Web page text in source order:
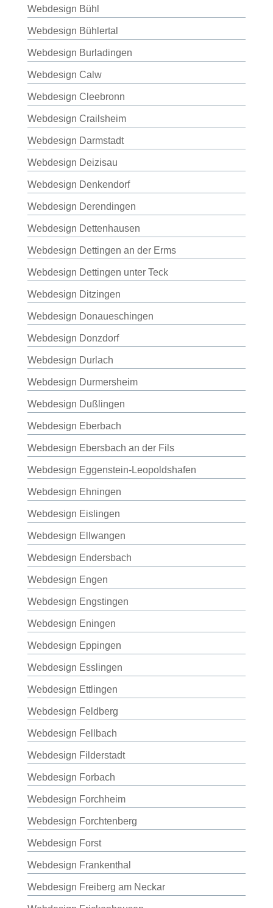
Webdesign Bühl
Webdesign Bühlertal
Webdesign Burladingen
Webdesign Calw
Webdesign Cleebronn
Webdesign Crailsheim
Webdesign Darmstadt
Webdesign Deizisau
Webdesign Denkendorf
Webdesign Derendingen
Webdesign Dettenhausen
Webdesign Dettingen an der Erms
Webdesign Dettingen unter Teck
Webdesign Ditzingen
Webdesign Donaueschingen
Webdesign Donzdorf
Webdesign Durlach
Webdesign Durmersheim
Webdesign Dußlingen
Webdesign Eberbach
Webdesign Ebersbach an der Fils
Webdesign Eggenstein-Leopoldshafen
Webdesign Ehningen
Webdesign Eislingen
Webdesign Ellwangen
Webdesign Endersbach
Webdesign Engen
Webdesign Engstingen
Webdesign Eningen
Webdesign Eppingen
Webdesign Esslingen
Webdesign Ettlingen
Webdesign Feldberg
Webdesign Fellbach
Webdesign Filderstadt
Webdesign Forbach
Webdesign Forchheim
Webdesign Forchtenberg
Webdesign Forst
Webdesign Frankenthal
Webdesign Freiberg am Neckar